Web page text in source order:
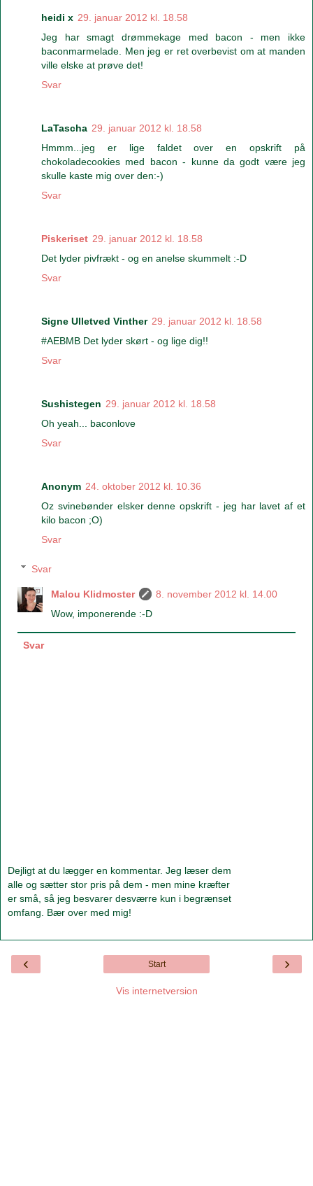
heidi x 29. januar 2012 kl. 18.58
Jeg har smagt drømmekage med bacon - men ikke
baconmarmelade. Men jeg er ret overbevist om at manden
ville elske at prøve det!
Svar
LaTascha 29. januar 2012 kl. 18.58
Hmmm...jeg er lige faldet over en opskrift på
chokoladecookies med bacon - kunne da godt være jeg
skulle kaste mig over den:-)
Svar
Piskeriset 29. januar 2012 kl. 18.58
Det lyder pivfrækt - og en anelse skummelt :-D
Svar
Signe Ulletved Vinther 29. januar 2012 kl. 18.58
#AEBMB Det lyder skørt - og lige dig!!
Svar
Sushistegen 29. januar 2012 kl. 18.58
Oh yeah... baconlove
Svar
Anonym 24. oktober 2012 kl. 10.36
Oz svinebønder elsker denne opskrift - jeg har lavet af et
kilo bacon ;O)
Svar
Svar
Malou Klidmoster
8. november 2012 kl. 14.00
Wow, imponerende :-D
Svar
Dejligt at du lægger en kommentar. Jeg læser dem
alle og sætter stor pris på dem - men mine kræfter
er små, så jeg besvarer desværre kun i begrænset
omfang. Bær over med mig!
‹ ›
Start
Vis internetversion